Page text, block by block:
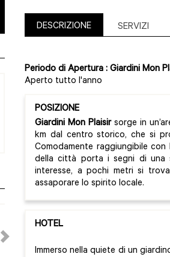
DESCRIZIONE SERVIZI
Periodo di Apertura : Giardini Mon
Aperto tutto l'anno
POSIZIONE
Giardini Mon Plaisirsorge in
km dal centro storico, che si
Comodamente raggiungibile
della città porta i segni di una
interesse, a pochi metri si
assaporare lo spirito locale.
HOTEL
Immerso nella quiete di un